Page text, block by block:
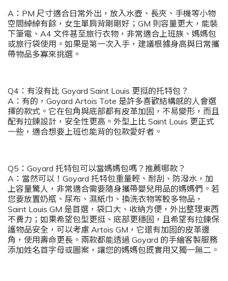
A：PM 尺寸適合日常外出，放入水壺、長夾、手機等小物
空間綽綽有餘，女生單肩背剛剛好；GM 則容量更大，能裝
下筆電、A4 文件甚至旅行衣物，非常適合上班族、媽媽包
或旅行袋使用。如果是第一次入手，建議根據身高與日常攜
帶物品多寡來挑選。
Q4：有沒有比 Goyard Saint Louis 更挺的托特包？
A：有的，Goyard Artois Tote 是許多喜歡結構感的人會選
擇的款式。它在包角與底部都有皮革加固，不易變形，而且
配有拉鍊設計，安全性更高。外型上比 Saint Louis 更正式
一些，適合想要上班也能背的包款愛好者。
Q5：Goyard 托特包可以當媽媽包嗎？推薦哪款？
A：當然可以！Goyard 托特包重量輕、耐刮、防潑水，加
上容量驚人，非常適合需要隨身攜帶嬰兒用品的媽媽們。若
您要放置奶瓶、尿布、濕紙巾、換洗衣物等較多物品，
Saint Louis GM 是首選，袋口大、收納方便，外出整理東西
不費力；如果希望包型更挺、底部更穩固，且希望有拉鍊保
護物品安全，可以考慮 Artois GM，它還有加固的皮革邊
角，使用壽命更長。兩款都能透過 Goyard 的手繪客製服務
添加姓名首字母或圖案，讓您的媽媽包既實用又獨一無二。